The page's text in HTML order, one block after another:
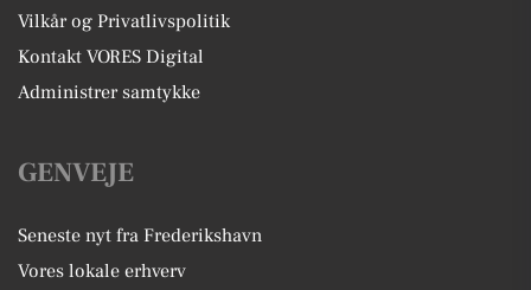
Vilkår og Privatlivspolitik
Kontakt VORES Digital
Administrer samtykke
GENVEJE
Seneste nyt fra Frederikshavn
Vores lokale erhverv